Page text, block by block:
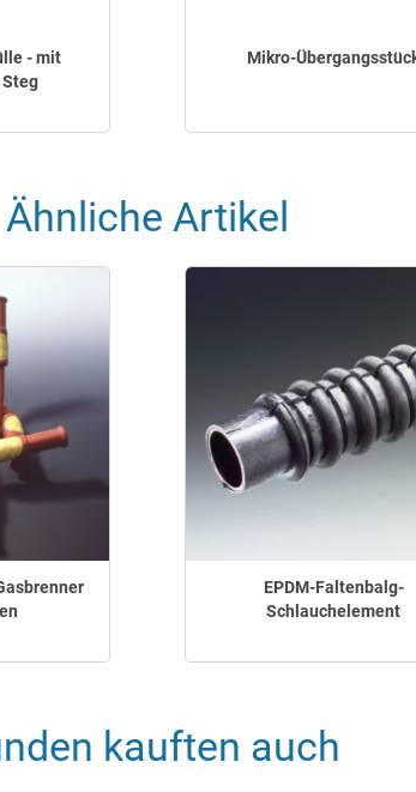
- mit
Mikro-
Ähnliche Artikel
EPDM-Faltenbalg-
Schlauchelement
kauften auch